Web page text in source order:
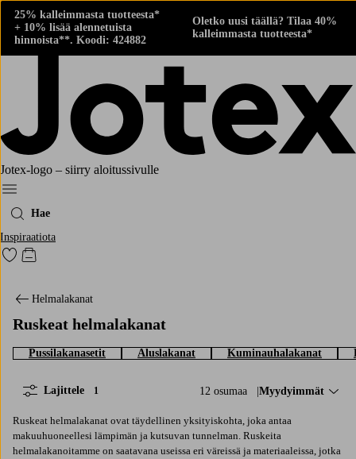
25% kalleimmasta tuotteesta*
+ 10% lisää alennetuista
hinnoista**. Koodi: 424882
Oletko uusi täällä? Tilaa 40%
kalleimmasta tuotteesta*
Jotex-logo – siirry aloitussivulle
Menu
Hae
Inspiraatiota
Siirry merkittyihin suosikkituotteisiin
Siirry ostoskoriin
Helmalakanat
Ruskeat helmalakanat
Pussilakanasetit Aluslakanat Kuminauhalakanat
12 osumaa Lajittele:
Myydyimmät
Lajittele 1
Ruskeat helmalakanat ovat täydellinen yksityiskohta, joka antaa
makuuhuoneellesi lämpimän ja kutsuvan tunnelman. Ruskeita
helmalakanoitamme on saatavana useissa eri väreissä ja materiaaleissa, jotka